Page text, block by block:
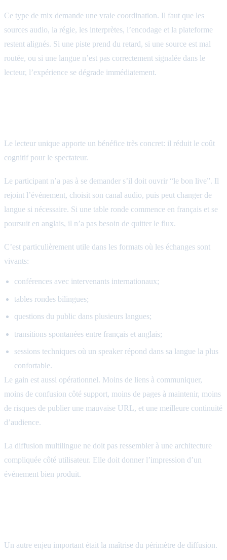
Ce type de mix demande une vraie coordination. Il faut que les
sources audio, la régie, les interprètes, l’encodage et la plateforme
restent alignés. Si une piste prend du retard, si une source est mal
routée, ou si une langue n’est pas correctement signalée dans le
lecteur, l’expérience se dégrade immédiatement.
Le lecteur unique apporte un bénéfice très concret: il réduit le coût
cognitif pour le spectateur.
Le participant n’a pas à se demander s’il doit ouvrir “le bon live”. Il
rejoint l’événement, choisit son canal audio, puis peut changer de
langue si nécessaire. Si une table ronde commence en français et se
poursuit en anglais, il n’a pas besoin de quitter le flux.
C’est particulièrement utile dans les formats où les échanges sont
vivants:
conférences avec intervenants internationaux;
tables rondes bilingues;
questions du public dans plusieurs langues;
transitions spontanées entre français et anglais;
sessions techniques où un speaker répond dans sa langue la plus
confortable.
Le gain est aussi opérationnel. Moins de liens à communiquer,
moins de confusion côté support, moins de pages à maintenir, moins
de risques de publier une mauvaise URL, et une meilleure continuité
d’audience.
La diffusion multilingue ne doit pas ressembler à une architecture
compliquée côté utilisateur. Elle doit donner l’impression d’un
événement bien produit.
Un autre enjeu important était la maîtrise du périmètre de diffusion.